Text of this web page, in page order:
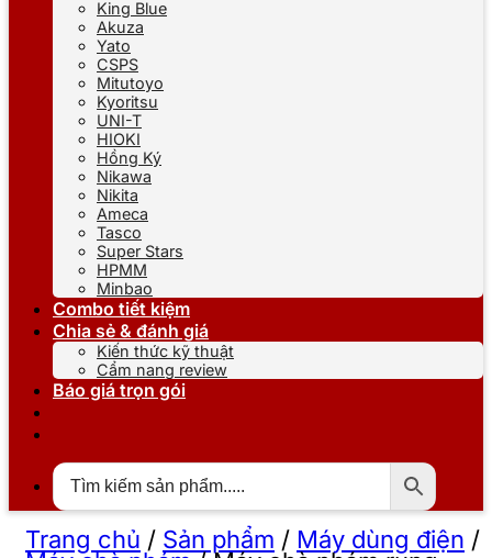
King Blue
Akuza
Yato
CSPS
Mitutoyo
Kyoritsu
UNI-T
HIOKI
Hồng Ký
Nikawa
Nikita
Ameca
Tasco
Super Stars
HPMM
Minbao
Combo tiết kiệm
Chia sẻ & đánh giá
Kiến thức kỹ thuật
Cẩm nang review
Báo giá trọn gói
Trang chủ / Sản phẩm / Máy dùng điện /